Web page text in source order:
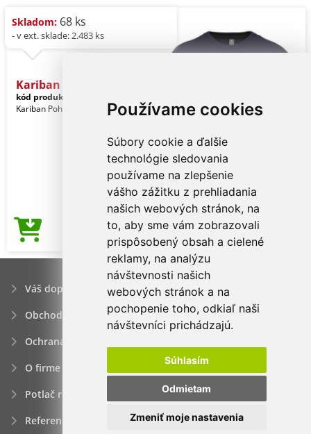
Používame cookies
Súbory cookie a ďalšie
technológie sledovania
používame na zlepšenie
vášho zážitku z prehliadania
našich webových stránok, na
to, aby sme vám zobrazovali
prispôsobený obsah a cielené
reklamy, na analýzu
návštevnosti našich
webových stránok a na
pochopenie toho, odkiaľ naši
návštevníci prichádzajú.
Súhlasím
Odmietam
Zmeniť moje nastavenia
Skladom: 68 ks
- v ext. sklade: 2.483 ks
Kariban Bio150ic Men's Ro
kód produktu:
Kariban Pohlavie: Muži
Cena od 3,17€
Váš dopyt
Obchodné podmienky
Ochrana osobných údajov
O firme
Potlač reklamných predmetov
Referencie